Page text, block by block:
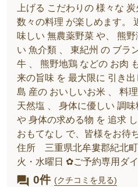
上げる こだわりの 様々な
数々の料理 が楽しめます。
味しい 無農薬野菜 や、 熊
い 魚介類 、 東紀州 の ブラ
牛 、 熊野地鶏 などの お肉
来の旨味 を 最大限に 引き
島 産の おいしいお米 、 料
天然塩 、 身体に優しい 調
や 身体の求める物 を 追求
おもてなし で、皆様をお待
住所 三重県北牟婁郡紀北
火・水曜日 ✿ご予約専用ダ
0件 (クチコミを見る)